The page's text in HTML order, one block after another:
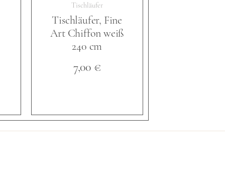
Tischläufer
Tischläufer, Fine
Art Chiffon weiß
240 cm
7,00 €